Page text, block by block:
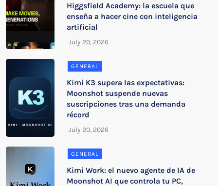
Higgsfield Academy: la escuela que
enseña a hacer cine con inteligencia
artificial
GENERAL
Kimi K3 supera las expectativas:
Moonshot suspende nuevas
suscripciones tras una demanda
récord
GENERAL
Kimi Work: el nuevo agente de IA de
Moonshot AI que controla tu PC,